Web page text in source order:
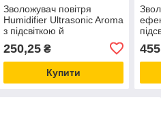
Зволожувач повітря
Humidifier Ultrasonic Aroma
з підсвіткою й
250,25₴
Купити
455